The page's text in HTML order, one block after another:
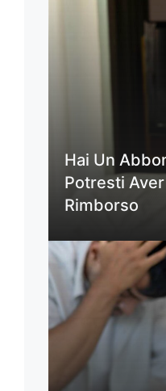
Hai Un
Potresti
Rimborso